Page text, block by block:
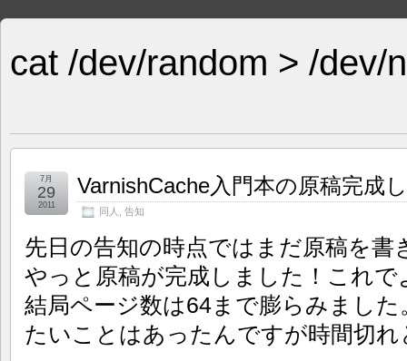
cat /dev/random > /dev/
VarnishCache入門本の原稿完成
同人 告知
7月
29
2011
先日の告知の時点ではまだ原稿を
やっと原稿が完成しました！これで
結局ページ数は64まで膨らみまし
たいことはあったんですが時間切